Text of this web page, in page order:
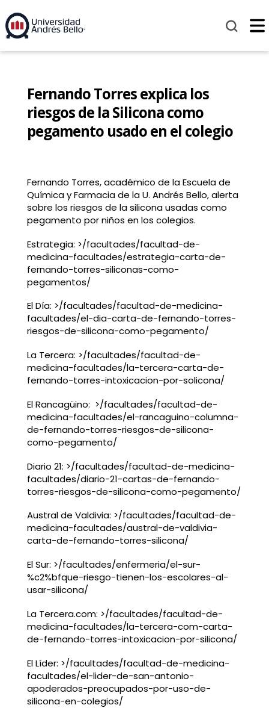
Fernando Torres explica los
riesgos de la Silicona como
pegamento usado en el colegio
Fernando Torres, académico de la Escuela de
Química y Farmacia de la U. Andrés Bello, alerta
sobre los riesgos de la silicona usadas como
pegamento por niños en los colegios.
Estrategia: >/facultades/facultad-de-
medicina-facultades/estrategia-carta-de-
fernando-torres-siliconas-como-
pegamentos/
El Día: >/facultades/facultad-de-medicina-
facultades/el-dia-carta-de-fernando-torres-
riesgos-de-silicona-como-pegamento/
La Tercera: >/facultades/facultad-de-
medicina-facultades/la-tercera-carta-de-
fernando-torres-intoxicacion-por-solicona/
El Rancagüino: >/facultades/facultad-de-
medicina-facultades/el-rancaguino-columna-
de-fernando-torres-riesgos-de-silicona-
como-pegamento/
Diario 21: >/facultades/facultad-de-medicina-
facultades/diario-21-cartas-de-fernando-
torres-riesgos-de-silicona-como-pegamento/
Austral de Valdivia: >/facultades/facultad-de-
medicina-facultades/austral-de-valdivia-
carta-de-fernando-torres-silicona/
El Sur: >/facultades/enfermeria/el-sur-
%c2%bfque-riesgo-tienen-los-escolares-al-
usar-silicona/
La Tercera.com: >/facultades/facultad-de-
medicina-facultades/la-tercera-com-carta-
de-fernando-torres-intoxicacion-por-silicona/
El Líder: >/facultades/facultad-de-medicina-
facultades/el-lider-de-san-antonio-
apoderados-preocupados-por-uso-de-
silicona-en-colegios/